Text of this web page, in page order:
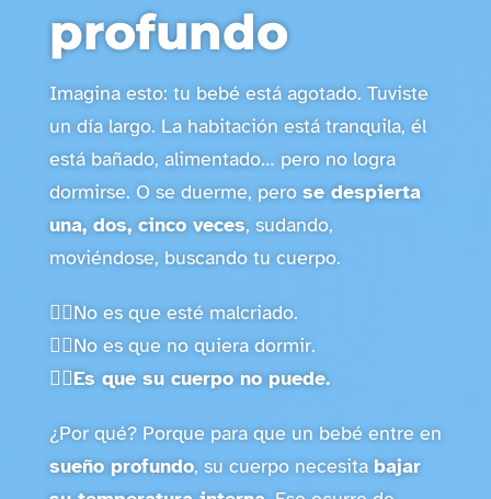
profundo
Imagina esto: tu bebé está agotado. Tuviste
un día largo. La habitación está tranquila, él
está bañado, alimentado… pero no logra
dormirse. O se duerme, pero se despierta
una, dos, cinco veces, sudando,
moviéndose, buscando tu cuerpo.
❤️‍🔥No es que esté malcriado.
❤️‍🔥No es que no quiera dormir.
❤️‍🔥Es que su cuerpo no puede.
¿Por qué? Porque para que un bebé entre en
sueño profundo, su cuerpo necesita bajar